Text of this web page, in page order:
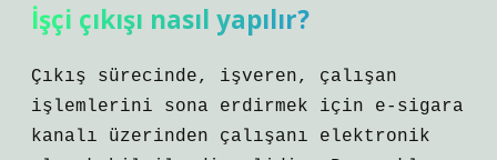
İşçi çıkışı nasıl yapılır?
Çıkış sürecinde, işveren, çalışan
işlemlerini sona erdirmek için e-sigara
kanalı üzerinden çalışanı elektronik